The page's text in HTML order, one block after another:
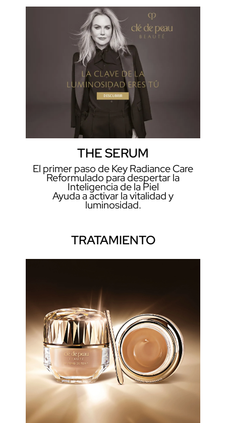
THE SERUM
El primer paso de Key Radiance Care
Reformulado para despertar la
Inteligencia de la Piel
Ayuda a activar la vitalidad y
luminosidad.
TRATAMIENTO